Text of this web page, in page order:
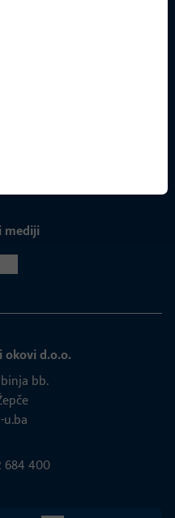
mediji
okovi d.o.o.
bb.
684 400